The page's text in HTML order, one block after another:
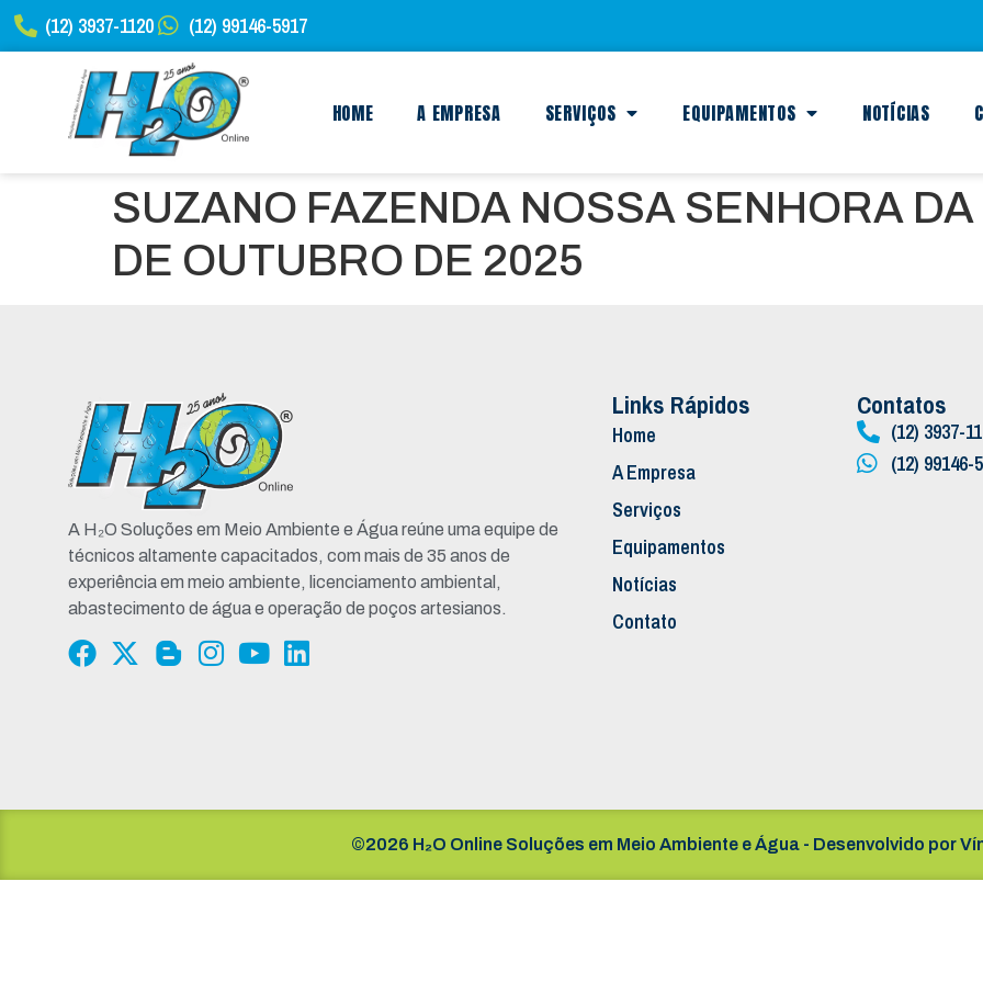
(12) 3937-1120 (12) 99146-5917
HOME A EMPRESA SERVIÇOS EQUIPAMENTOS NOTÍCIAS
SUZANO FAZENDA NOSSA SENHORA
DE OUTUBRO DE 2025
A H₂O Soluções em Meio Ambiente e Água reúne uma equipe de
técnicos altamente capacitados, com mais de 35 anos de
experiência em meio ambiente, licenciamento ambiental,
abastecimento de água e operação de poços artesianos.
Links Rápidos
Home
A Empresa
Serviços
Equipamentos
Notícias
Contato
Contatos
(12) 3937-
(12) 99146-
©2026 H₂O Online Soluções em Meio Ambiente e Água - Desenvolvido por